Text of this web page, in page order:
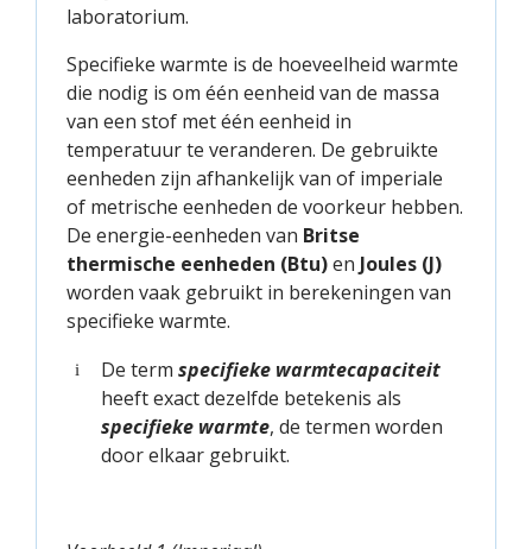
laboratorium.
Specifieke warmte is de hoeveelheid warmte
die nodig is om één eenheid van de massa
van een stof met één eenheid in
temperatuur te veranderen. De gebruikte
eenheden zijn afhankelijk van of imperiale
of metrische eenheden de voorkeur hebben.
De energie-eenheden van Britse
thermische eenheden (Btu)en Joules (J)
worden vaak gebruikt in berekeningen van
specifieke warmte.
i De term specifieke warmtecapaciteit
heeft exact dezelfde betekenis als
specifieke warmte, de termen worden
door elkaar gebruikt.